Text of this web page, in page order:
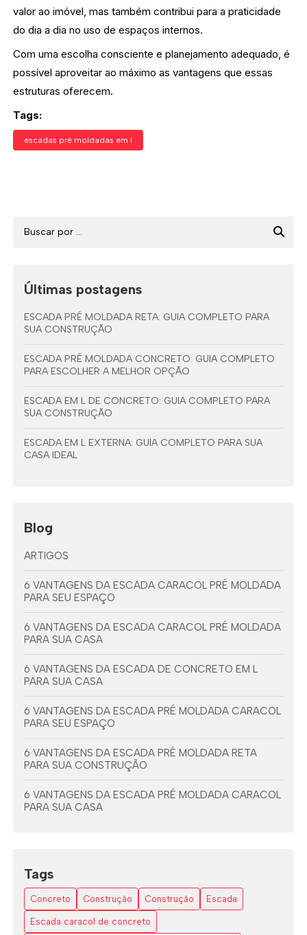
valor ao imóvel, mas também contribui para a praticidade
do dia a dia no uso de espaços internos.
Com uma escolha consciente e planejamento adequado, é
possível aproveitar ao máximo as vantagens que essas
estruturas oferecem.
Tags:
escadas pré moldadas em l
Últimas postagens
ESCADA PRÉ MOLDADA RETA: GUIA COMPLETO PARA
SUA CONSTRUÇÃO
ESCADA PRÉ MOLDADA CONCRETO: GUIA COMPLETO
PARA ESCOLHER A MELHOR OPÇÃO
ESCADA EM L DE CONCRETO: GUIA COMPLETO PARA
SUA CONSTRUÇÃO
ESCADA EM L EXTERNA: GUIA COMPLETO PARA SUA
CASA IDEAL
Blog
ARTIGOS
6 VANTAGENS DA ESCADA CARACOL PRÉ MOLDADA
PARA SEU ESPAÇO
6 VANTAGENS DA ESCADA CARACOL PRÉ MOLDADA
PARA SUA CASA
6 VANTAGENS DA ESCADA DE CONCRETO EM L
PARA SUA CASA
6 VANTAGENS DA ESCADA PRÉ MOLDADA CARACOL
PARA SEU ESPAÇO
6 VANTAGENS DA ESCADA PRÉ MOLDADA RETA
PARA SUA CONSTRUÇÃO
6 VANTAGENS DA ESCADA PRÉ MOLDADA CARACOL
PARA SUA CASA
7 DICAS PARA ESCOLHER A ESCADA EM L ESPAÇO
PEQUENO
AS VANTAGENS DAS ESCADAS EM L DE CONCRETO
Tags
Concreto Construção Construção Escada
Escada caracol de concreto